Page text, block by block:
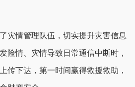
灾情管理队伍，切实提升灾害信息
险情、灾情导致日常通信中断时，
传下达，第一时间赢得救援救助，